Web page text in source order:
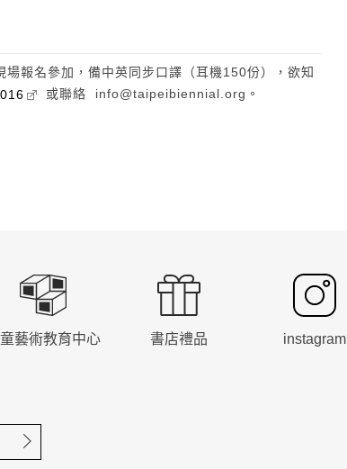
報名參加，備中英同步口譯（耳機150份），欲知
或聯絡 info@taipeibiennial.org。
藝術教育中心 書店禮品 instagram
確定送出